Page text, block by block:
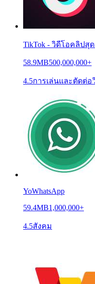
TikTok - วิดีโอคลิปสุ
58.9MB500,000,000+
4.5การเล่นและตัดต่อ
YoWhatsApp
59.4MB1,000,000+
4.5สังคม